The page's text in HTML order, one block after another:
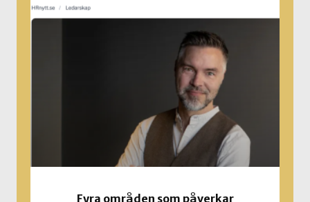
Fyra områden som påverkar